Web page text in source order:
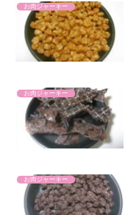
お肉ジャーキー
お肉ジャーキー
お肉ジャーキー